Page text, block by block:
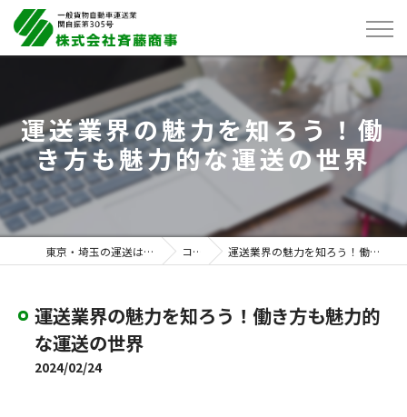
運送業界の魅力を知ろう！働
き方も魅力的な運送の世界
東京・埼玉の運送は株式会社斉藤商事 コラム 運送業界の魅力を知ろう！働き方も魅力的な運送の世界
運送業界の魅力を知ろう！働き方も魅力的
な運送の世界
2024/02/24